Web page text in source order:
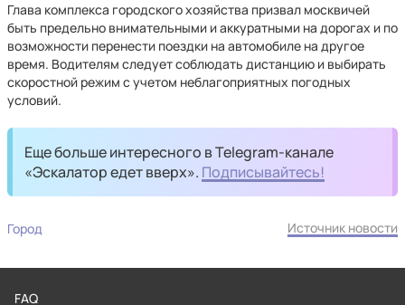
Глава комплекса городского хозяйства призвал москвичей
быть предельно внимательными и аккуратными на дорогах и по
возможности перенести поездки на автомобиле на другое
время. Водителям следует соблюдать дистанцию и выбирать
скоростной режим с учетом неблагоприятных погодных
условий.
Еще больше интересного в Telegram-канале
«Эскалатор едет вверх». Подписывайтесь!
Город Источник новости
FAQ